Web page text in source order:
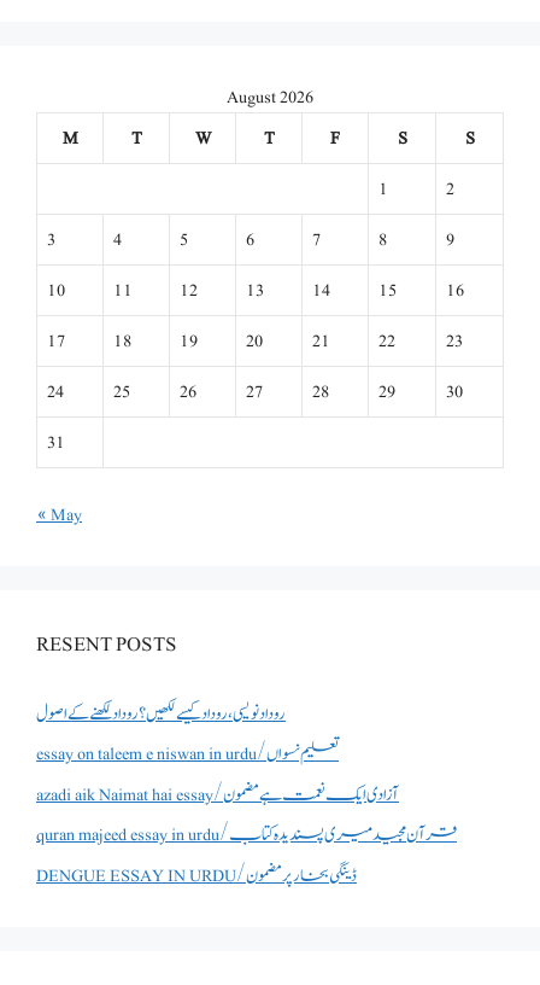
August 2026
M
T W T F S
S
1
2
3
4 5 6 7 8
9
10
11 12 13 14 15
16
17
18 19 20 21 22
23
24
25 26 27 28 29
30
31
« May
RESENT POSTS
روداد نویسی ،روداد کیسے لکھیں؟ روداد لکھنے کے اصول
essay on taleem e niswan in urdu/تعلیم نسواں
azadi aik Naimat hai essay/آزادی ایک نعمت ہے مضمون
quran majeed essay in urdu/قرآن مجید میری پسندیدہ کتاب
DENGUE ESSAY IN URDU/ڈینگی بخار پر مضمون